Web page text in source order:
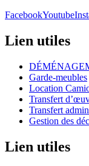
FacebookYoutube
Lien utiles
Garde-meubles
Location
Transfert
Transfert
Gestion des
Lien utiles